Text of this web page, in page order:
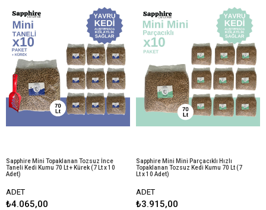
Sapphire Mini Topaklanan Tozsuz İnce
Taneli Kedi Kumu 70 Lt + Kürek (7 Lt x 10
Adet)
ADET
₺4.065,00
Sapphire Mini Mini Parçacıklı Hızlı
Topaklanan Tozsuz Kedi Kumu 70 Lt (7
Lt x 10 Adet)
ADET
₺3.915,00